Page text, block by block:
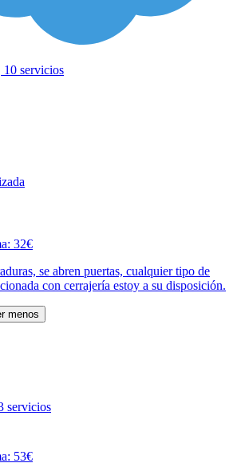
10 servicios
32€
se abren puertas, cualquier tipo de
con cerrajería estoy a su disposición.
menos
servicios
53€